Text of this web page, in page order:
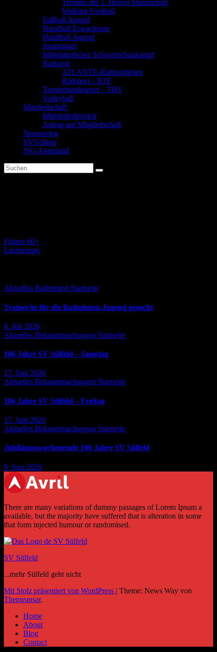
Termine der 1. Herren Mannschaft
Walking Football
Fußball Jugend
Handball Erwachsene
Handball Jugend
Juniorsport
Mittelalterlicher Schwertschaukampf
Radsport
ATLANTE-Radsportteam
Radsport – RTF
Turnierhundesport – THS
Volleyball
Mitgliedschaft
Mitgliederbereich
Antrag auf Mitgliedschaft
Sponsoring
SVS-Shop
JSG Alsterland
Beitragsnavigation
Fitness 60+
Laufgruppe
Aktuelles Badminton Startseite
Trainer/in für die Badminton-Jugend gesucht
8. Juli 2026
Aktuelles Bekanntmachungen Startseite
106 Jahre SV Sülfeld – Samstag
17. Juni 2026
Aktuelles Bekanntmachungen Startseite
106 Jahre SV Sülfeld – Freitag
17. Juni 2026
Aktuelles Bekanntmachungen Startseite
Jubiläumswochenende 106 Jahre SV Sülfeld
9. Juni 2026
There are many variations of dummy passages of Lorem Ipsum a
available, but the majority have suffered that is alteration in some
that form injected humour or randomised.
SV Sülfeld
...mehr Sülfeld geht nicht
Mit Stolz präsentiert von WordPress | Theme: News Way von
Themeansar.
Home
About
Blog
Contact